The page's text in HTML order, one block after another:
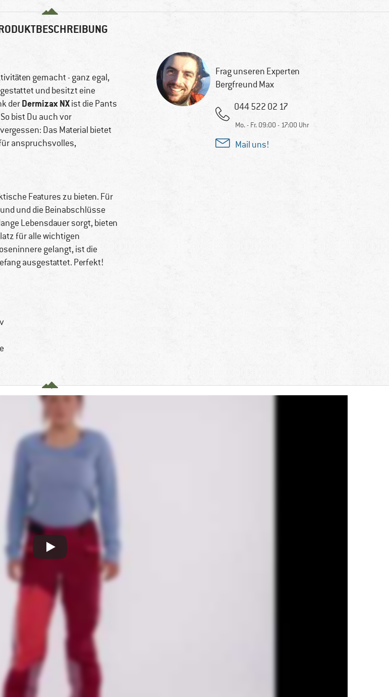
gemacht - ganz egal,
und besitzt eine
derDermizax NXist die Pants
bist Du auch vor
Das Material bietet
anspruchsvolles,
Features zu bieten. Für
und die Beinabschlüsse
Lebensdauer sorgt, bieten
für alle wichtigen
gelangt, ist die
ausgestattet. Perfekt!
Frag unseren Experten
Bergfreund Max
044 522 02 17
Mo. - Fr. 09:00 - 17:00 Uhr
Mail uns!